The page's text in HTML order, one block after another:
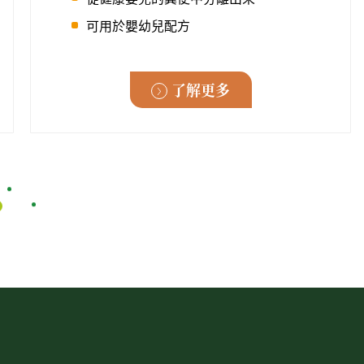
可用於嬰幼兒配方
了解更多